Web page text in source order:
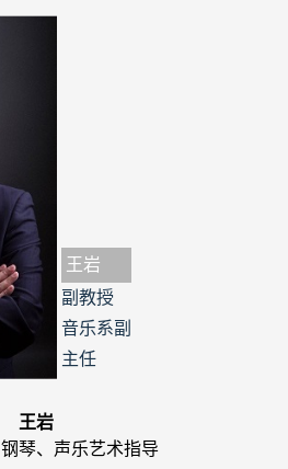
王岩
副教授
音乐系副
主任
王岩
钢琴、声乐艺术指导